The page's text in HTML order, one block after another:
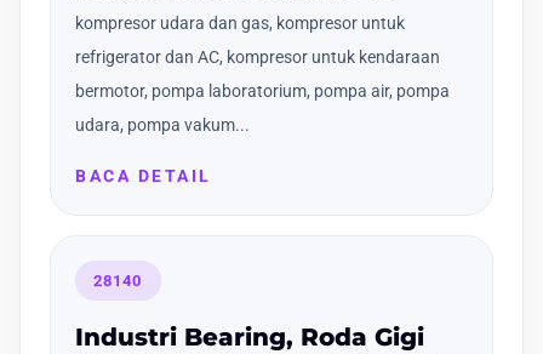
kompresor udara dan gas, kompresor untuk
refrigerator dan AC, kompresor untuk kendaraan
bermotor, pompa laboratorium, pompa air, pompa
udara, pompa vakum...
BACA DETAIL
28140
Industri Bearing, Roda Gigi